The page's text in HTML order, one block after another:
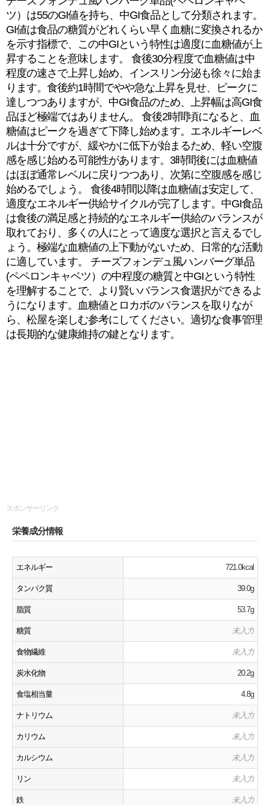
ツ）は55のGI値を持ち、中GI食品として分類されます。
GI値は食品の糖質がどれくらい早く血糖に変換されるか
を示す指標で、この中GIという特性は適度に血糖値が上
昇することを意味します。 食後30分程度で血糖値は中
程度の速さで上昇し始め、インスリン分泌も徐々に始ま
ります。食後約1時間でやや急な上昇を見せ、ピークに
達しつつありますが、中GI食品のため、上昇幅は高GI食
品ほど極端ではありません。 食後2時間頃になると、血
糖値はピークを過ぎて下降し始めます。エネルギーレベ
ルは十分ですが、緩やかに低下が始まるため、軽い空腹
感を感じ始める可能性があります。3時間後には血糖値
はほぼ通常レベルに戻りつつあり、次第に空腹感を感じ
始めるでしょう。 食後4時間以降は血糖値は安定して、
適度なエネルギー供給サイクルが完了します。中GI食品
は食後の満足感と持続的なエネルギー供給のバランスが
取れており、多くの人にとって適度な選択と言えるでし
ょう。極端な血糖値の上下動がないため、日常的な活動
に適しています。 チーズフォンデュ風ハンバーグ単品
(ペペロンキャベツ）の中程度の糖質と中GIという特性
を理解することで、より賢いバランス食選択ができるよ
うになります。血糖値とロカボのバランスを取りなが
ら、松屋を楽しむ参考にしてください。適切な食事管理
は長期的な健康維持の鍵となります。
スポンサーリンク
栄養成分情報
エネルギー 721.0kcal
タンパク質 39.0g
脂質 53.7g
糖質 未入力
食物繊維 未入力
炭水化物 20.2g
食塩相当量 4.8g
ナトリウム 未入力
カリウム 未入力
カルシウム 未入力
リン 未入力
鉄 未入力